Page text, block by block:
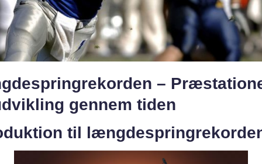
–
gennem tiden
til